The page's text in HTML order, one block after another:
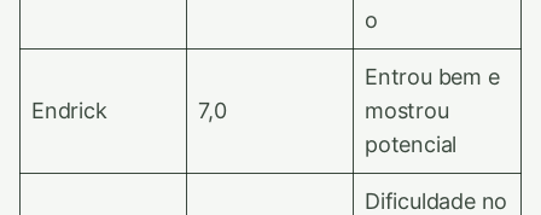
o
Endrick 7,0
Entrou bem e
mostrou
potencial
Dificuldade no